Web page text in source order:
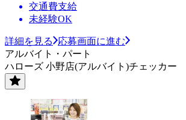
交通費支給
未経験OK
詳細を見る
応募画面に進む
アルバイト・パート
ハローズ 小野店(アルバイト)チェッカー